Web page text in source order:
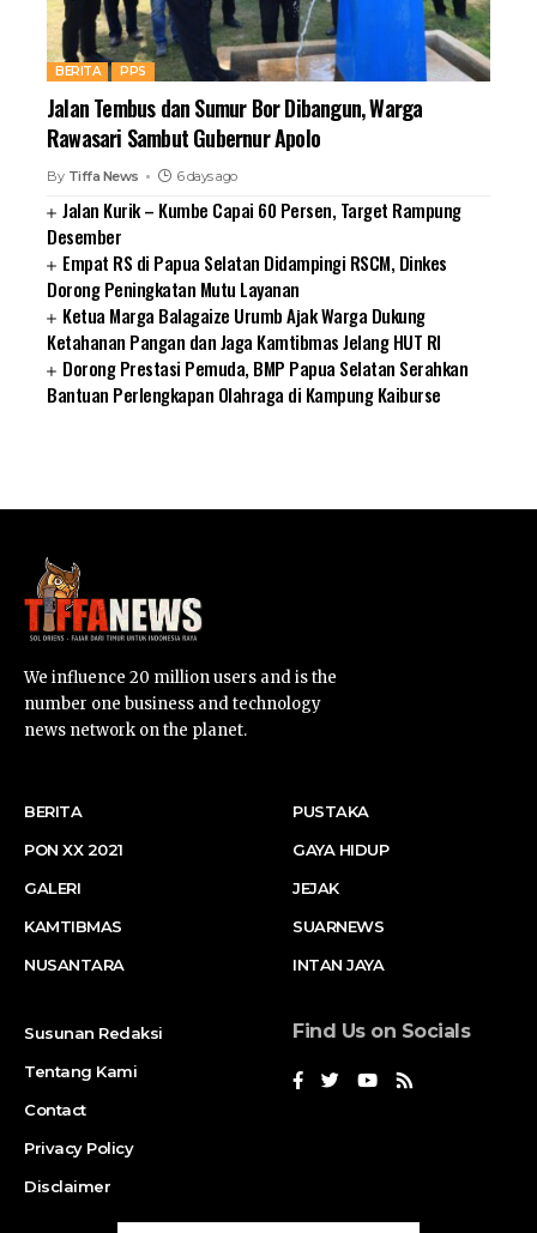
BERITA PPS
Jalan Tembus dan Sumur Bor Dibangun, Warga
Rawasari Sambut Gubernur Apolo
By Tiffa News 6 days ago
Jalan Kurik – Kumbe Capai 60 Persen, Target Rampung
Desember
Empat RS di Papua Selatan Didampingi RSCM, Dinkes
Dorong Peningkatan Mutu Layanan
Ketua Marga Balagaize Urumb Ajak Warga Dukung
Ketahanan Pangan dan Jaga Kamtibmas Jelang HUT RI
Dorong Prestasi Pemuda, BMP Papua Selatan Serahkan
Bantuan Perlengkapan Olahraga di Kampung Kaiburse
We influence 20 million users and is the
number one business and technology
news network on the planet.
BERITA
PON XX 2021
GALERI
KAMTIBMAS
NUSANTARA
PUSTAKA
GAYA HIDUP
JEJAK
SUARNEWS
INTAN JAYA
Susunan Redaksi
Tentang Kami
Contact
Privacy Policy
Disclaimer
Find Us on Socials